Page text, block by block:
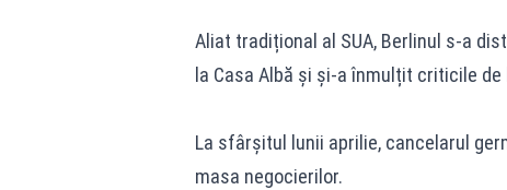
Aliat tradițional al SUA, Berlinul s-a
la Casa Albă și și-a înmulțit criticile
La sfârșitul lunii aprilie, cancelarul
masa negocierilor.